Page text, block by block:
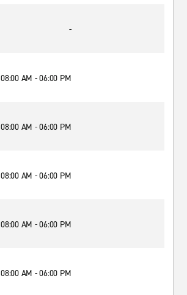
-
08:00 AM - 06:00 PM
08:00 AM - 06:00 PM
08:00 AM - 06:00 PM
08:00 AM - 06:00 PM
08:00 AM - 06:00 PM